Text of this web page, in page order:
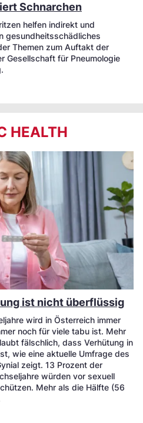
Schnarchen
helfen indirekt und
gesundheitsschädliches
Themen zum Auftakt der
Gesellschaft für Pneumologie
HEALTH
ist nicht überflüssig
wird in Österreich immer
noch für viele tabu ist. Mehr
fälschlich, dass Verhütung in
wie eine aktuelle Umfrage des
zeigt. 13 Prozent der
würden vor sexuell
Mehr als die Hälfte (56